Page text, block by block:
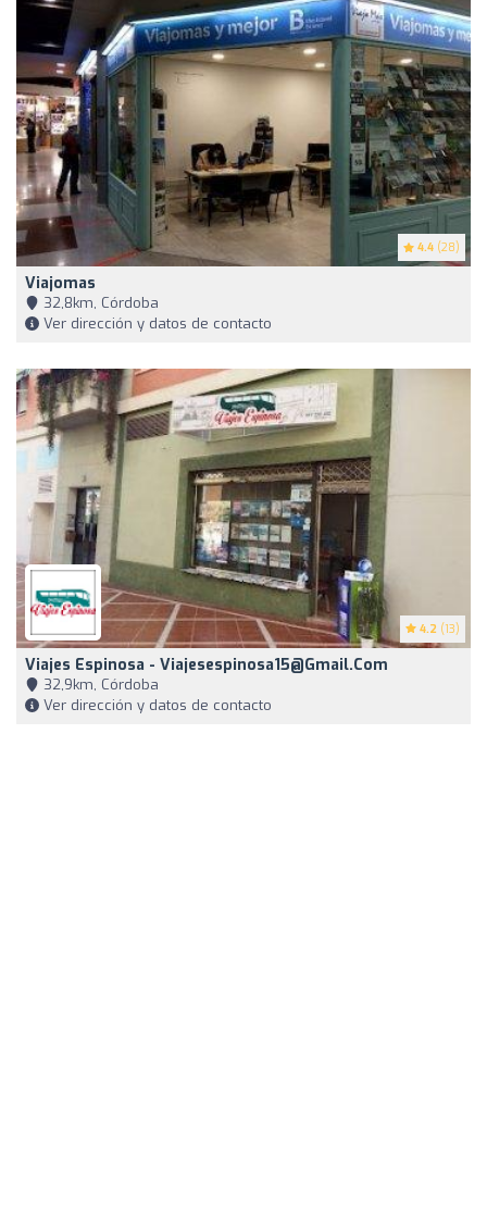
4.4 (28)
Viajomas
32,8km, Córdoba
Ver dirección y datos de contacto
4.2 (13)
Viajes Espinosa - Viajesespinosa15@gmail.com
32,9km, Córdoba
Ver dirección y datos de contacto